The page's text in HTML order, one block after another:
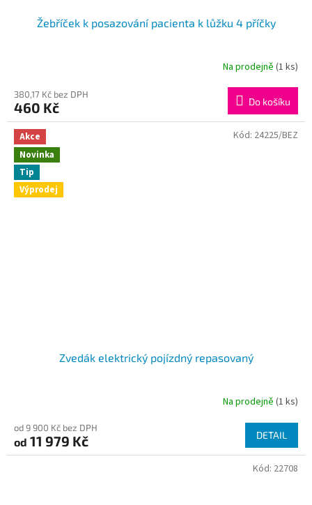
Žebříček k posazování pacienta k lůžku 4 příčky
Na prodejně (1 ks)
380,17 Kč bez DPH
460 Kč Do košíku
Akce
Novinka
Tip
Výprodej
Zvedák elektrický pojízdný repasovaný
produktu
je
3,1
Na prodejně(1 ks)
od 9 900 Kč bez DPH
od 11 979 Kč DETAIL
Kód: 24225/BEZ
Kód: 22708